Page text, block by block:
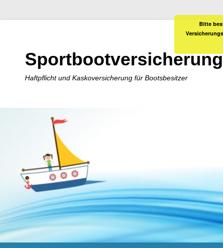
Sportbootversicherung
Haftpflicht und Kaskoversicherung für Bootsbesitzer
Bitte